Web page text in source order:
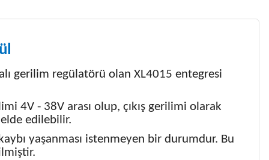
gerilim regülatörü olan XL4015 entegresi
4V - 38V arası olup, çıkış gerilimi olarak
edilebilir.
yaşanması istenmeyen bir durumdur. Bu